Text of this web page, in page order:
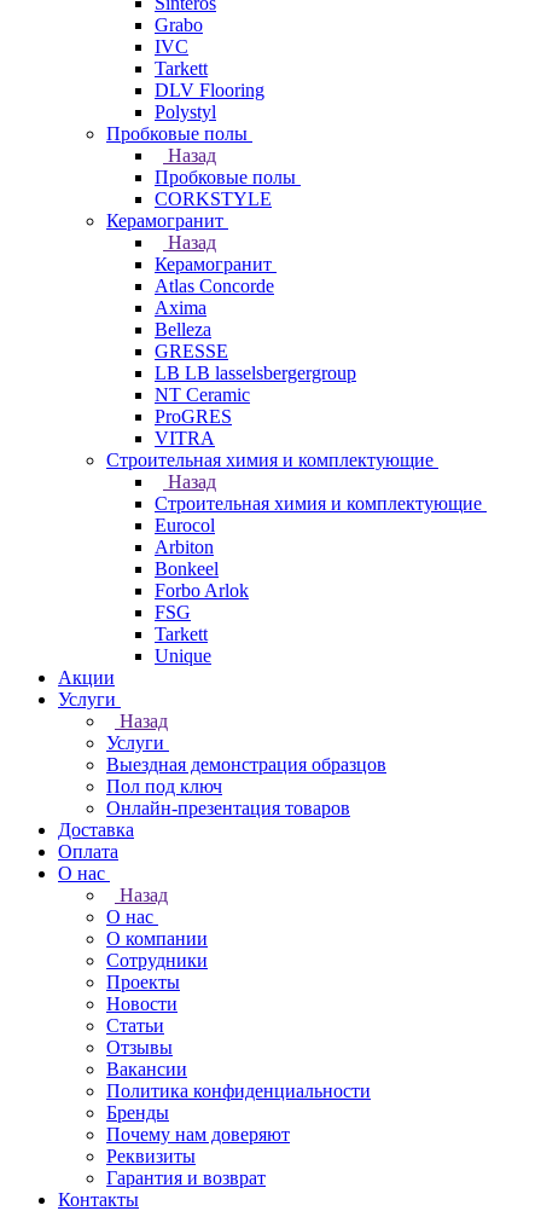
Grabo
IVC
Tarkett
DLV Flooring
Polystyl
Пробковые полы
Назад
Пробковые полы
CORKSTYLE
Керамогранит
Назад
Керамогранит
Atlas Concorde
Axima
Belleza
GRESSE
LB LB lasselsbergergroup
NT Ceramic
ProGRES
VITRA
Строительная химия и комплектующие
Назад
Строительная химия и комплектующие
Eurocol
Arbiton
Bonkeel
Forbo Arlok
FSG
Tarkett
Unique
Акции
Услуги
Назад
Услуги
Выездная демонстрация образцов
Пол под ключ
Онлайн-презентация товаров
Доставка
Оплата
О нас
Назад
О нас
О компании
Сотрудники
Проекты
Новости
Статьи
Отзывы
Вакансии
Политика конфиденциальности
Бренды
Почему нам доверяют
Реквизиты
Гарантия и возврат
Контакты